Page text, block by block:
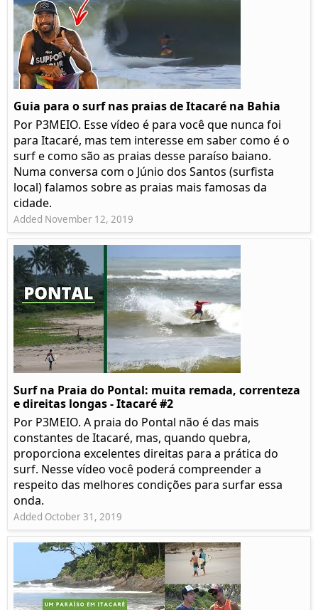
Guia para o surf nas praias de Itacaré na Bahia
Por P3MEIO. Esse vídeo é para você que nunca foi
para Itacaré, mas tem interesse em saber como é o
surf e como são as praias desse paraíso baiano.
Numa conversa com o Júnio dos Santos (surfista
local) falamos sobre as praias mais famosas da
cidade.
Added November 12, 2019
Surf na Praia do Pontal: muita remada, correnteza
e direitas longas - Itacaré #2
Por P3MEIO. A praia do Pontal não é das mais
constantes de Itacaré, mas, quando quebra,
proporciona excelentes direitas para a prática do
surf. Nesse vídeo você poderá compreender a
respeito das melhores condições para surfar essa
onda.
Added October 31, 2019